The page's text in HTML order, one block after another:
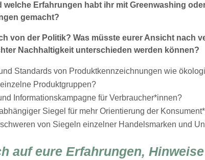
welche Erfahrungen habt ihr mit Greenwashing
gemacht?
von der Politik? Was müsste eurer Ansicht nach
Nachhaltigkeit unterschieden werden können?
Standards von Produktkennzeichnungen wie
Produktgruppen?
Informationskampagne für Verbraucher*innen?
Siegel für mehr Orientierung der
von Siegeln einzelner Handelsmarken und
auf eure Erfahrungen,